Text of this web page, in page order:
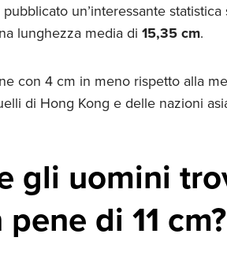
pubblicato un’interessante
lunghezza media di 15,35 cm.
con 4 cm in meno rispetto alla
di Hong Kong e delle nazioni
gli uomini
di 11 cm?